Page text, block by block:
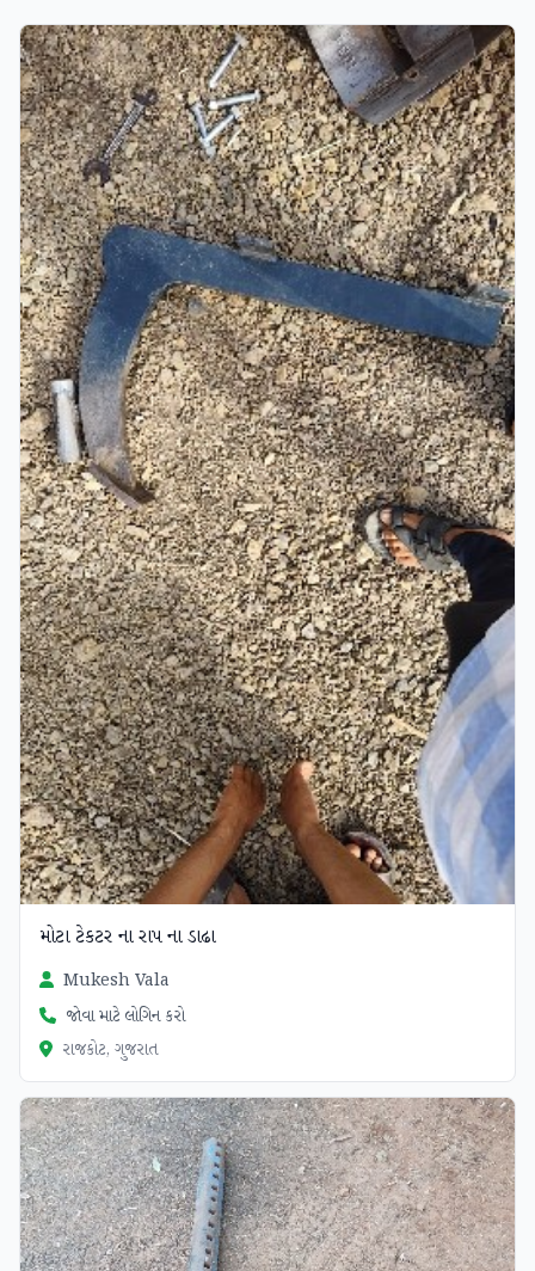
મોટા ટેકટર ના રાપ ના ડાઢા
Mukesh Vala
જોવા માટે લોગિન કરો
રાજકોટ, ગુજરાત